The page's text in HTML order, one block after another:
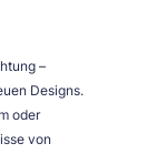
–
Designs.
oder
von